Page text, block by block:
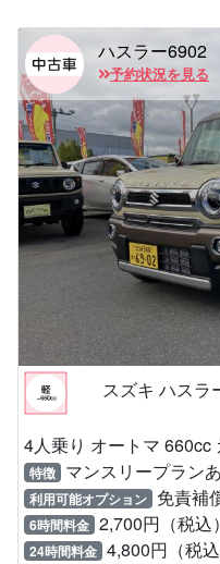
ハスラー6902
予約状況を見る
スズキ ハスラ
4人乗り オートマ 660cc
特徴 マンスリープラン
利用可能オプション 免責補
6時間料金 2,700円（税込）
24時間料金 4,800円（税込